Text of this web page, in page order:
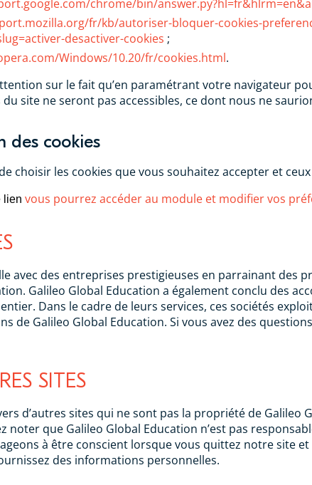
chrome/bin/
fr/kb/autoriser-bloquer-cookies-
desactiver-cookies ;
Windows/10.20/fr/cookies.html.
sur le fait qu’en paramétrant votre navigateur
site ne seront pas accessibles, ce dont nous ne
des cookies
choisir les cookies que vous souhaitez accepter et
lien vous pourrez accéder au module et modifier vos
avec des entreprises prestigieuses en parrainant des
Galileo Global Education a également conclu des
Dans le cadre de leurs services, ces sociétés
de Galileo Global Education. Si vous avez des
SITES
d’autres sites qui ne sont pas la propriété de Galileo
noter que Galileo Global Education n’est pas
à être conscient lorsque vous quittez notre site
des informations personnelles.